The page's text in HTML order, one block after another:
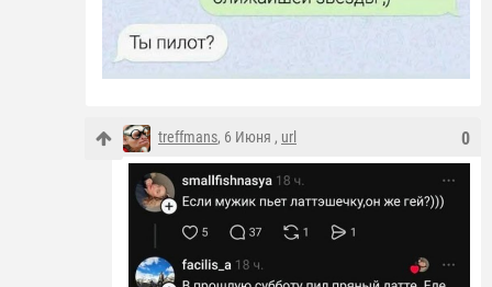
0
treffmans, 6 Июня , url